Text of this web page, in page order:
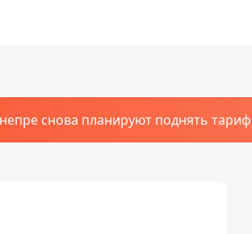
снова планируют поднять тариф